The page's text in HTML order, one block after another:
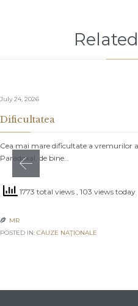
July 24, 2026
Dificultatea
Cea mai mare dificultate a vremurilor
Paradoxal, de bine…
1773 total views , 103 views today
 MR
POSTED IN: CAUZE NAŢIONALE